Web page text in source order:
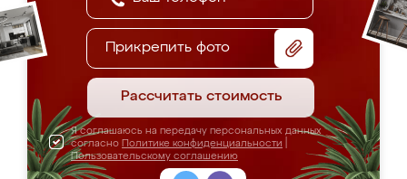
Прикрепить фото
Рассчитать стоимость
Я соглашаюсь на передачу персональных данных
согласно Политике конфиденциальности
Пользовательскому соглашению